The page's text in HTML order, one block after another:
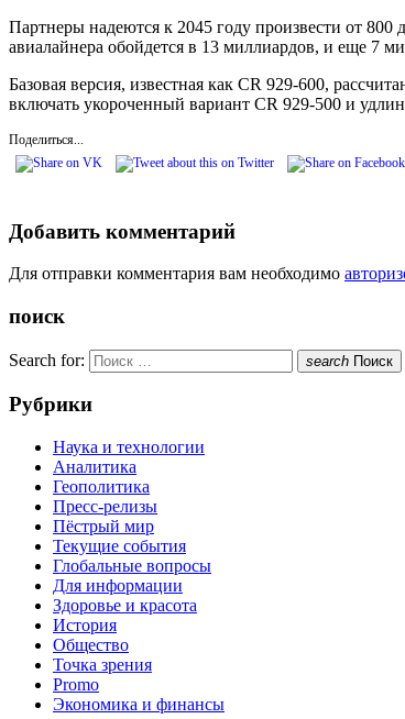
Партнеры надеются к 2045 году произвести от
авиалайнера обойдется в 13 миллиардов, и еще 7
Базовая версия, известная как CR 929-600,
включать укороченный вариант CR 929-500 и
Поделиться...
Добавить комментарий
Для отправки комментария вам необходимо
поиск
Search for: search Поиск
Рубрики
Наука и технологии
Аналитика
Геополитика
Пресс-релизы
Пёстрый мир
Текущие события
Глобальные вопросы
Для информации
Здоровье и красота
История
Общество
Точка зрения
Promo
Экономика и финансы